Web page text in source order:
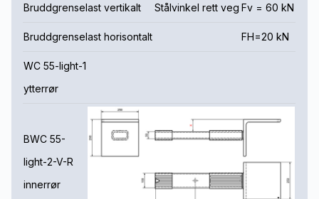
Bruddgrenselast vertikalt Stålvinkel rett veg Fv = 60 kN
Bruddgrenselast horisontalt FH=20 kN
WC 55-light-1
ytterrør
BWC 55-
light-2-V-R
innerrør